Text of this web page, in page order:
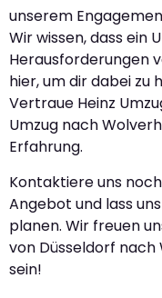
unserem
Wir wissen, dass ein
Herausforderungen
hier, um dir dabei zu
Vertraue Heinz
Umzug nach
Erfahrung.
Kontaktiere uns
Angebot und lass
planen. Wir freuen
von Düsseldorf
sein!